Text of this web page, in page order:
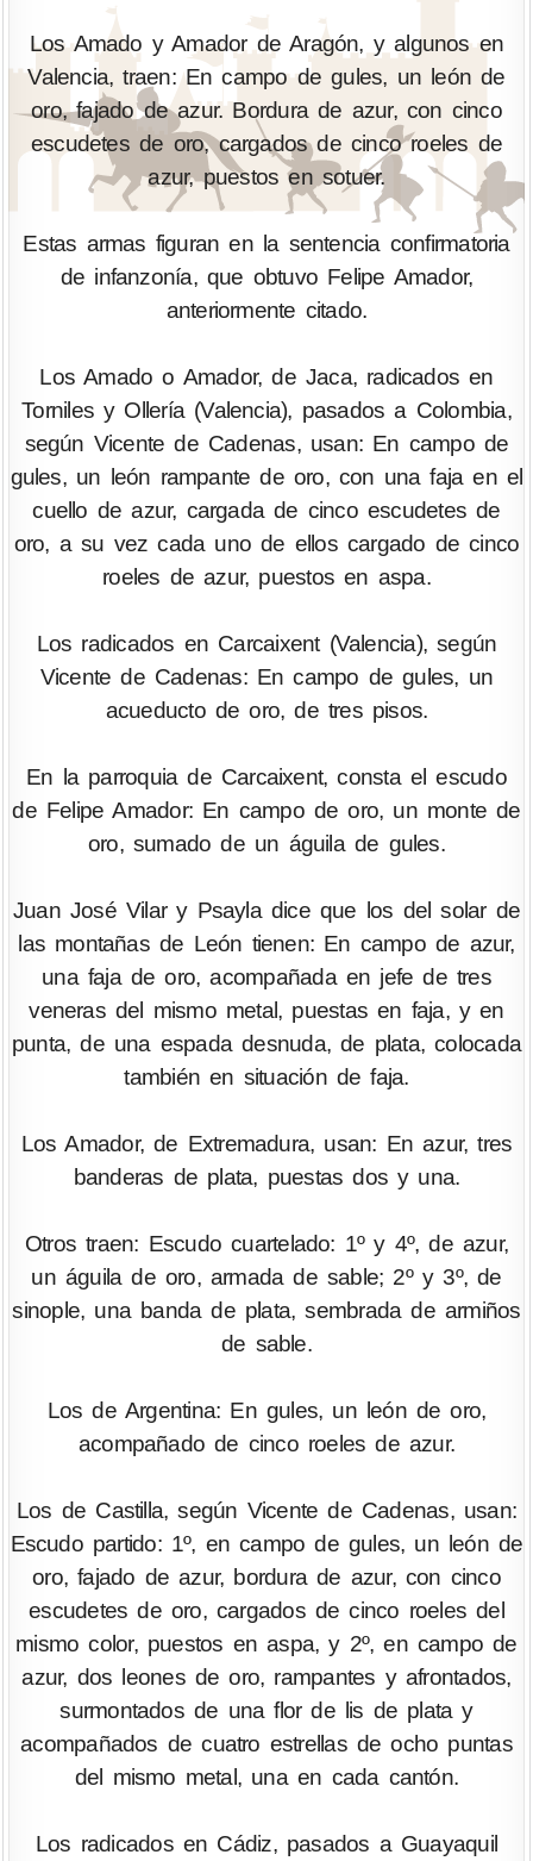
Los Amado y Amador de Aragón, y algunos en
Valencia, traen: En campo de gules, un león de
oro, fajado de azur. Bordura de azur, con cinco
escudetes de oro, cargados de cinco roeles de
azur, puestos en sotuer.
Estas armas figuran en la sentencia confirmatoria
de infanzonía, que obtuvo Felipe Amador,
anteriormente citado.
Los Amado o Amador, de Jaca, radicados en
Torniles y Ollería (Valencia), pasados a Colombia,
según Vicente de Cadenas, usan: En campo de
gules, un león rampante de oro, con una faja en el
cuello de azur, cargada de cinco escudetes de
oro, a su vez cada uno de ellos cargado de cinco
roeles de azur, puestos en aspa.
Los radicados en Carcaixent (Valencia), según
Vicente de Cadenas: En campo de gules, un
acueducto de oro, de tres pisos.
En la parroquia de Carcaixent, consta el escudo
de Felipe Amador: En campo de oro, un monte de
oro, sumado de un águila de gules.
Juan José Vilar y Psayla dice que los del solar de
las montañas de León tienen: En campo de azur,
una faja de oro, acompañada en jefe de tres
veneras del mismo metal, puestas en faja, y en
punta, de una espada desnuda, de plata, colocada
también en situación de faja.
Los Amador, de Extremadura, usan: En azur, tres
banderas de plata, puestas dos y una.
Otros traen: Escudo cuartelado: 1º y 4º, de azur,
un águila de oro, armada de sable; 2º y 3º, de
sinople, una banda de plata, sembrada de armiños
de sable.
Los de Argentina: En gules, un león de oro,
acompañado de cinco roeles de azur.
Los de Castilla, según Vicente de Cadenas, usan:
Escudo partido: 1º, en campo de gules, un león de
oro, fajado de azur, bordura de azur, con cinco
escudetes de oro, cargados de cinco roeles del
mismo color, puestos en aspa, y 2º, en campo de
azur, dos leones de oro, rampantes y afrontados,
surmontados de una flor de lis de plata y
acompañados de cuatro estrellas de ocho puntas
del mismo metal, una en cada cantón.
Los radicados en Cádiz, pasados a Guayaquil